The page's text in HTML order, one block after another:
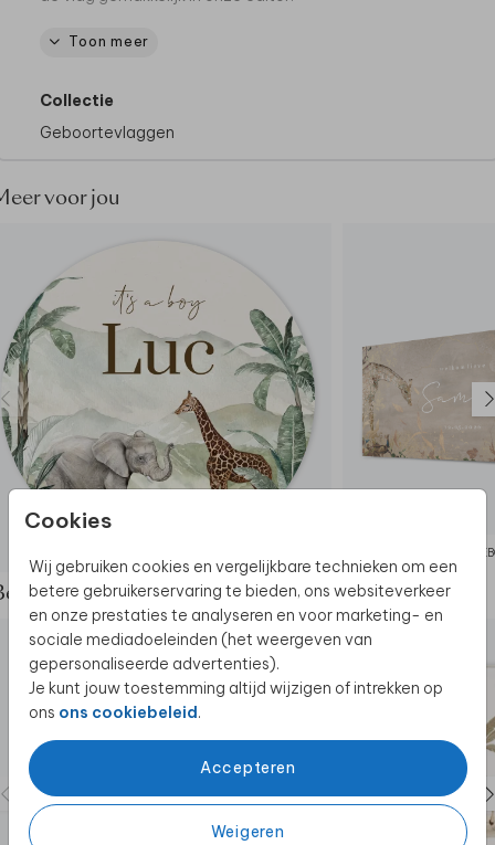
Cookies
Wij gebruiken cookies en vergelijkbare technieken om een
betere gebruikerservaring te bieden, ons websiteverkeer
en onze prestaties te analyseren en voor marketing- en
sociale mediadoeleinden (het weergeven van
gepersonaliseerde advertenties).
Je kunt jouw toestemming altijd wijzigen of intrekken op
ons ons cookiebeleid.
Accepteren
Weigeren
De kioskvlag wordt gemaakt van een stevig 610
We raden je aan om de vlag binnen te halen bij
voorkomen.
Let op! Er wordt geen vlaggenstok geleverd bij de
vlag. Er zit een lus en open zoom aan de bovenzijde
De hele collectie bekijken? Je vindt alle vlaggen
Dit product maakt deel uit vaneen complete set in
deze stijl.
Toon meer
Collectie
Geboortevlaggen
voor jou
de complete set